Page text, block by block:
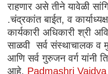
राहणार असे तीने यावेळी
.चंद्रकांत बाईत, व
कार्यकारी अधिकारी श्री
साळवी सर्व संस्थाचालक व
आणि सर्व गुरुजन वर्ग
आहे. Padmashri